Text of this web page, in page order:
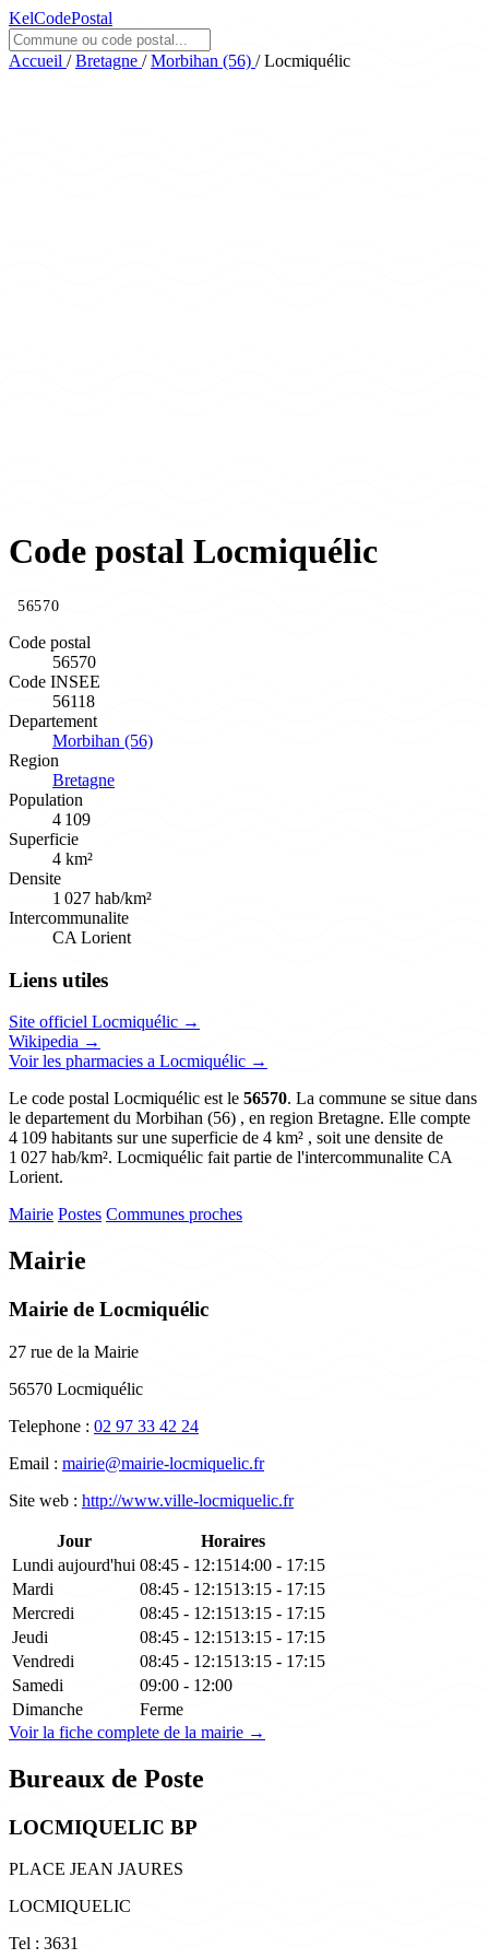
KelCodePostal
Accueil / Bretagne / Morbihan (56) / Locmiquélic
Code postal Locmiquélic
56570
Code postal
56570
Code INSEE
56118
Departement
Morbihan (56)
Region
Bretagne
Population
4 109
Superficie
4 km²
Densite
1 027 hab/km²
Intercommunalite
CA Lorient
Liens utiles
Site officiel Locmiquélic →
Wikipedia →
Voir les pharmacies a Locmiquélic →
Le code postal Locmiquélic est le 56570. La commune se situe dans
le departement du Morbihan (56) , en region Bretagne. Elle compte
4 109 habitants sur une superficie de 4 km² , soit une densite de
1 027 hab/km². Locmiquélic fait partie de l'intercommunalite CA
Lorient.
Mairie Postes Communes proches
Mairie
Mairie de Locmiquélic
27 rue de la Mairie
56570 Locmiquélic
Telephone : 02 97 33 42 24
Email : mairie@mairie-locmiquelic.fr
Site web : http://www.ville-locmiquelic.fr
Jour
Horaires
Lundi aujourd'hui 08:45 - 12:1514:00 - 17:15
Mardi
08:45 - 12:1513:15 - 17:15
Mercredi
08:45 - 12:1513:15 - 17:15
Jeudi
08:45 - 12:1513:15 - 17:15
Vendredi
08:45 - 12:1513:15 - 17:15
Samedi
09:00 - 12:00
Dimanche
Ferme
Voir la fiche complete de la mairie →
Bureaux de Poste
LOCMIQUELIC BP
PLACE JEAN JAURES
LOCMIQUELIC
Tel : 3631